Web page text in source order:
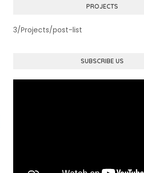
PROJECTS
3/Projects/post-list
SUBSCRIBE US